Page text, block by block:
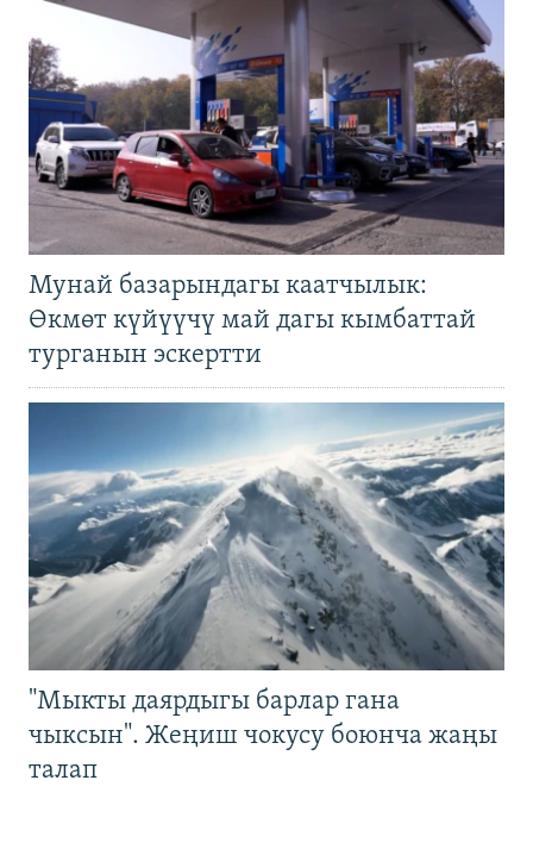
Мунай базарындагы каатчылык:
Өкмөт күйүүчү май дагы кымбаттай
турганын эскертти
"Мыкты даярдыгы барлар гана
чыксын". Жеңиш чокусу боюнча жаңы
талап